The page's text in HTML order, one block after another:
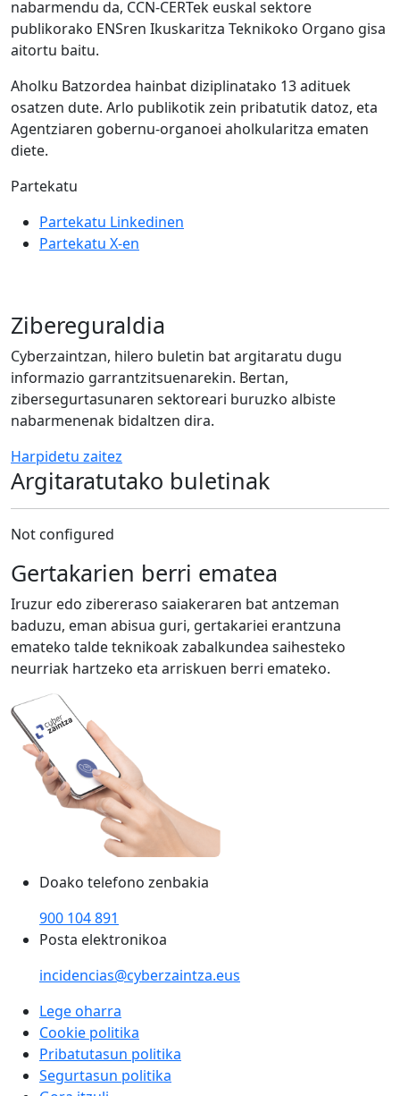
nabarmendu da, CCN-CERTek euskal sektore
publikorako ENSren Ikuskaritza Teknikoko Organo gisa
aitortu baitu.
Aholku Batzordea hainbat diziplinatako 13 adituek
osatzen dute. Arlo publikotik zein pribatutik datoz, eta
Agentziaren gobernu-organoei aholkularitza ematen
diete.
Partekatu
Partekatu Linkedinen
Partekatu X-en
Zibereguraldia
Cyberzaintzan, hilero buletin bat argitaratu dugu
informazio garrantzitsuenarekin. Bertan,
zibersegurtasunaren sektoreari buruzko albiste
nabarmenenak bidaltzen dira.
Harpidetu zaitez
Argitaratutako buletinak
Not configured
Gertakarien berri ematea
Iruzur edo zibereraso saiakeraren bat antzeman
baduzu, eman abisua guri, gertakariei erantzuna
emateko talde teknikoak zabalkundea saihesteko
neurriak hartzeko eta arriskuen berri emateko.
Doako telefono zenbakia
900 104 891
Posta elektronikoa
incidencias@cyberzaintza.eus
Lege oharra
Cookie politika
Pribatutasun politika
Segurtasun politika